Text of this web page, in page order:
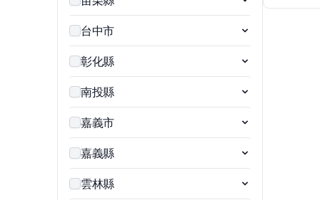
台中市
彰化縣
南投縣
嘉義市
嘉義縣
雲林縣